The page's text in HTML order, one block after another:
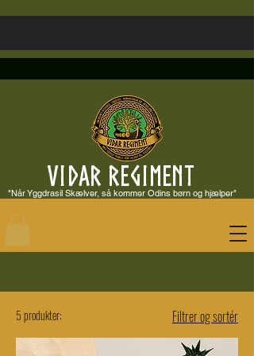
VIDAR REGIMENT
"Når Yggdrasil Skælver, så kommer Odins børn og hjælper"
5 produkter: Filtrer og sortér